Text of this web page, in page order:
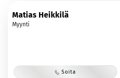
Matias Heikkilä
Myynti
Soita